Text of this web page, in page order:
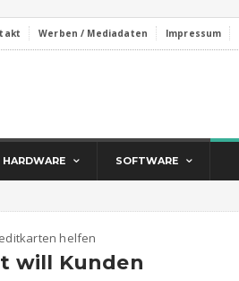
Werben / Mediadaten Impressum
HARDWARE SOFTWARE
helfen
will Kunden